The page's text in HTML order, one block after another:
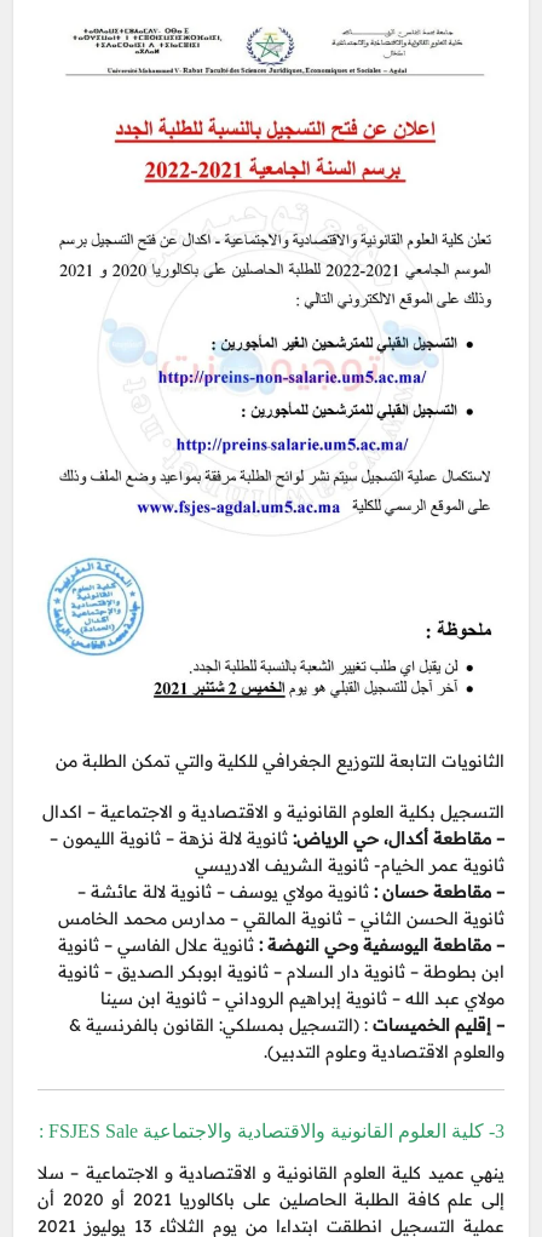
الثانويات التابعة للتوزيع الجغرافي للكلية والتي تمكن الطلبة من
التسجيل بكلية العلوم القانونية و الاقتصادية و الاجتماعية – اكدال
– مقاطعة أكدال، حي الرياض:ثانوية لالة نزهة – ثانوية الليمون –
ثانوية عمر الخيام- ثانوية الشريف الادريسي
– مقاطعة حسان : ثانوية مولاي يوسف – ثانوية لالة عائشة –
ثانوية الحسن الثاني – ثانوية المالقي – مدارس محمد الخامس
– مقاطعة اليوسفية وحي النهضة :ثانوية علال الفاسي – ثانوية
ابن بطوطة – ثانوية دار السلام – ثانوية ابوبكر الصديق – ثانوية
مولاي عبد الله – ثانوية إبراهيم الروداني – ثانوية ابن سينا
– إقليم الخميسات : (التسجيل بمسلكي: القانون بالفرنسية &
والعلوم الاقتصادية وعلوم التدبير).
3- كلية العلوم القانونية والاقتصادية والاجتماعية FSJES Sale :
ينهي عميد كلية العلوم القانونية و الاقتصادية و الاجتماعية – سلا
إلى علم كافة الطلبة الحاصلين على باكالوريا 2021 أو 2020 أن
عملية التسجيل انطلقت ابتداءا من يوم الثلاثاء 13 يوليوز 2021